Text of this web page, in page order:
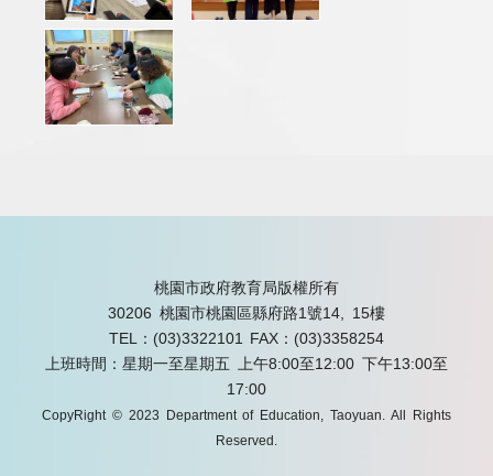
桃園市政府教育局版權所有
30206 桃園市桃園區縣府路1號14, 15樓
TEL：(03)3322101
FAX：(03)3358254
上班時間：星期一至星期五 上午8:00至12:00 下午13:00至
17:00
CopyRight © 2023 Department of Education, Taoyuan. All Rights
Reserved.